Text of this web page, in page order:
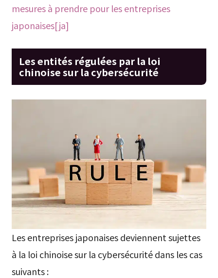
mesures à prendre pour les entreprises
japonaises[ja]
Les entités régulées par la loi
chinoise sur la cybersécurité
Les entreprises japonaises deviennent sujettes
à la loi chinoise sur la cybersécurité dans les cas
suivants :